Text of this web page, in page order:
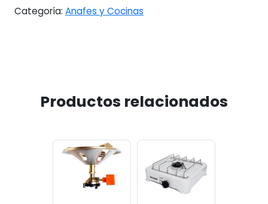
Categoría: Anafes y Cocinas
Productos relacionados